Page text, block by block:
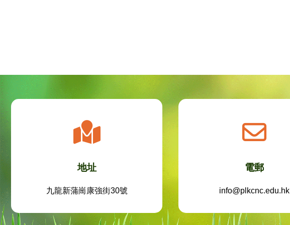
地址
九龍新蒲崗康強街30號
電郵
info@plkcnc.edu.hk